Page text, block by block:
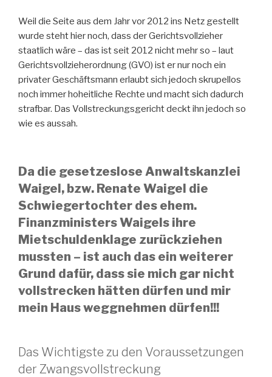
Weil die Seite aus dem Jahr vor 2012 ins Netz gestellt
wurde steht hier noch, dass der Gerichtsvollzieher
staatlich wäre – das ist seit 2012 nicht mehr so – laut
Gerichtsvollzieherordnung (GVO) ist er nur noch ein
privater Geschäftsmann erlaubt sich jedoch skrupellos
noch immer hoheitliche Rechte und macht sich dadurch
strafbar. Das Vollstreckungsgericht deckt ihn jedoch so
wie es aussah.
Da die gesetzeslose Anwaltskanzlei
Waigel, bzw. Renate Waigel die
Schwiegertochter des ehem.
Finanzministers Waigels ihre
Mietschuldenklage zurückziehen
mussten – ist auch das ein weiterer
Grund dafür, dass sie mich gar nicht
vollstrecken hätten dürfen und mir
mein Haus weggnehmen dürfen!!!
Das Wichtigste zu den Voraussetzungen
der Zwangsvollstreckung